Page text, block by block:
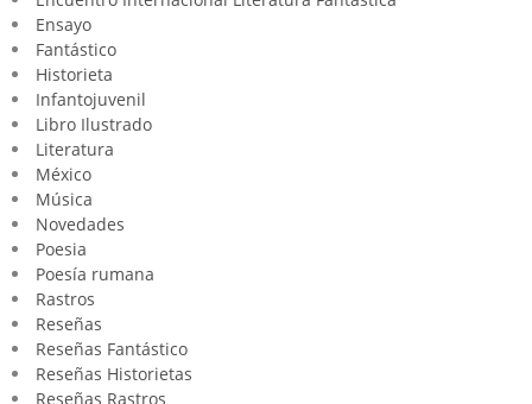
Ensayo
Fantástico
Historieta
Infantojuvenil
Libro Ilustrado
Literatura
México
Música
Novedades
Poesia
Poesía rumana
Rastros
Reseñas
Reseñas Fantástico
Reseñas Historietas
Reseñas Rastros